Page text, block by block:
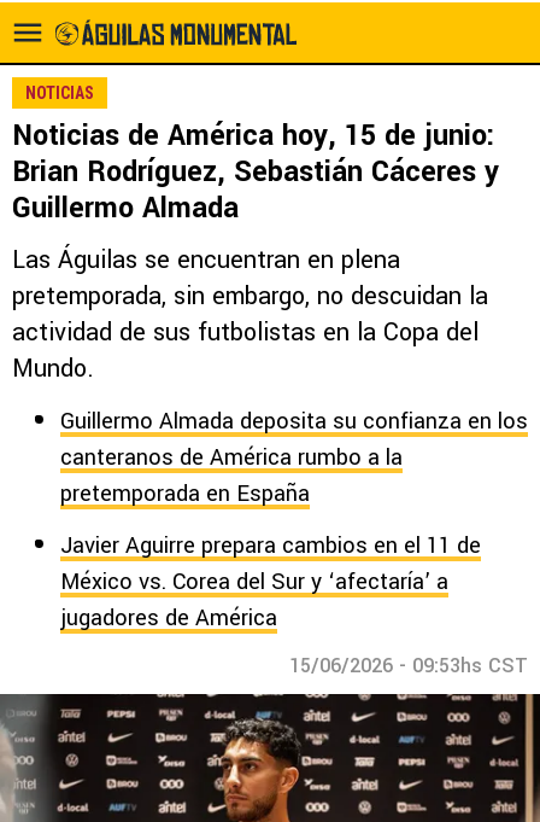
NOTICIAS
Noticias de América hoy, 15 de junio:
Brian Rodríguez, Sebastián Cáceres y
Guillermo Almada
Las Águilas se encuentran en plena
pretemporada, sin embargo, no descuidan la
actividad de sus futbolistas en la Copa del
Mundo.
Guillermo Almada deposita su confianza en los
canteranos de América rumbo a la
pretemporada en España
Javier Aguirre prepara cambios en el 11 de
México vs. Corea del Sur y ‘afectaría’ a
jugadores de América
15/06/2026 - 09:53hs CST